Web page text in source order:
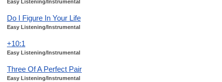
Easy Listening/Instrumental
Do I Figure In Your Life
Easy Listening/Instrumental
+10:1
Easy Listening/Instrumental
Three Of A Perfect Pair
Easy Listening/Instrumental